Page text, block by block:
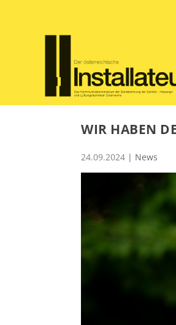
WIR HABEN
24.09.2024 | News